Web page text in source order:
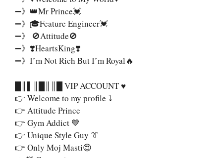
➖》👑Mr Prince💓
➖》🎓Feature Engineer💓
➖》 🚫Attitude🚫
➖》❣️HeartsKing❣️
➖》I’m Not Rich But I’m Royal🔥
█║▌║█║║█ VIP ACCOUNT ♥️
👉 Welcome to my profile ⤵️
👉 Attitude Prince
👉 Gym Addict 💙
👉 Unique Style Guy 👔
👉 Only Moj Masti😍